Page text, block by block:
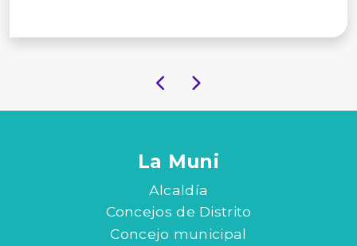
La Muni
Alcaldía
Concejos de Distrito
Concejo municipal